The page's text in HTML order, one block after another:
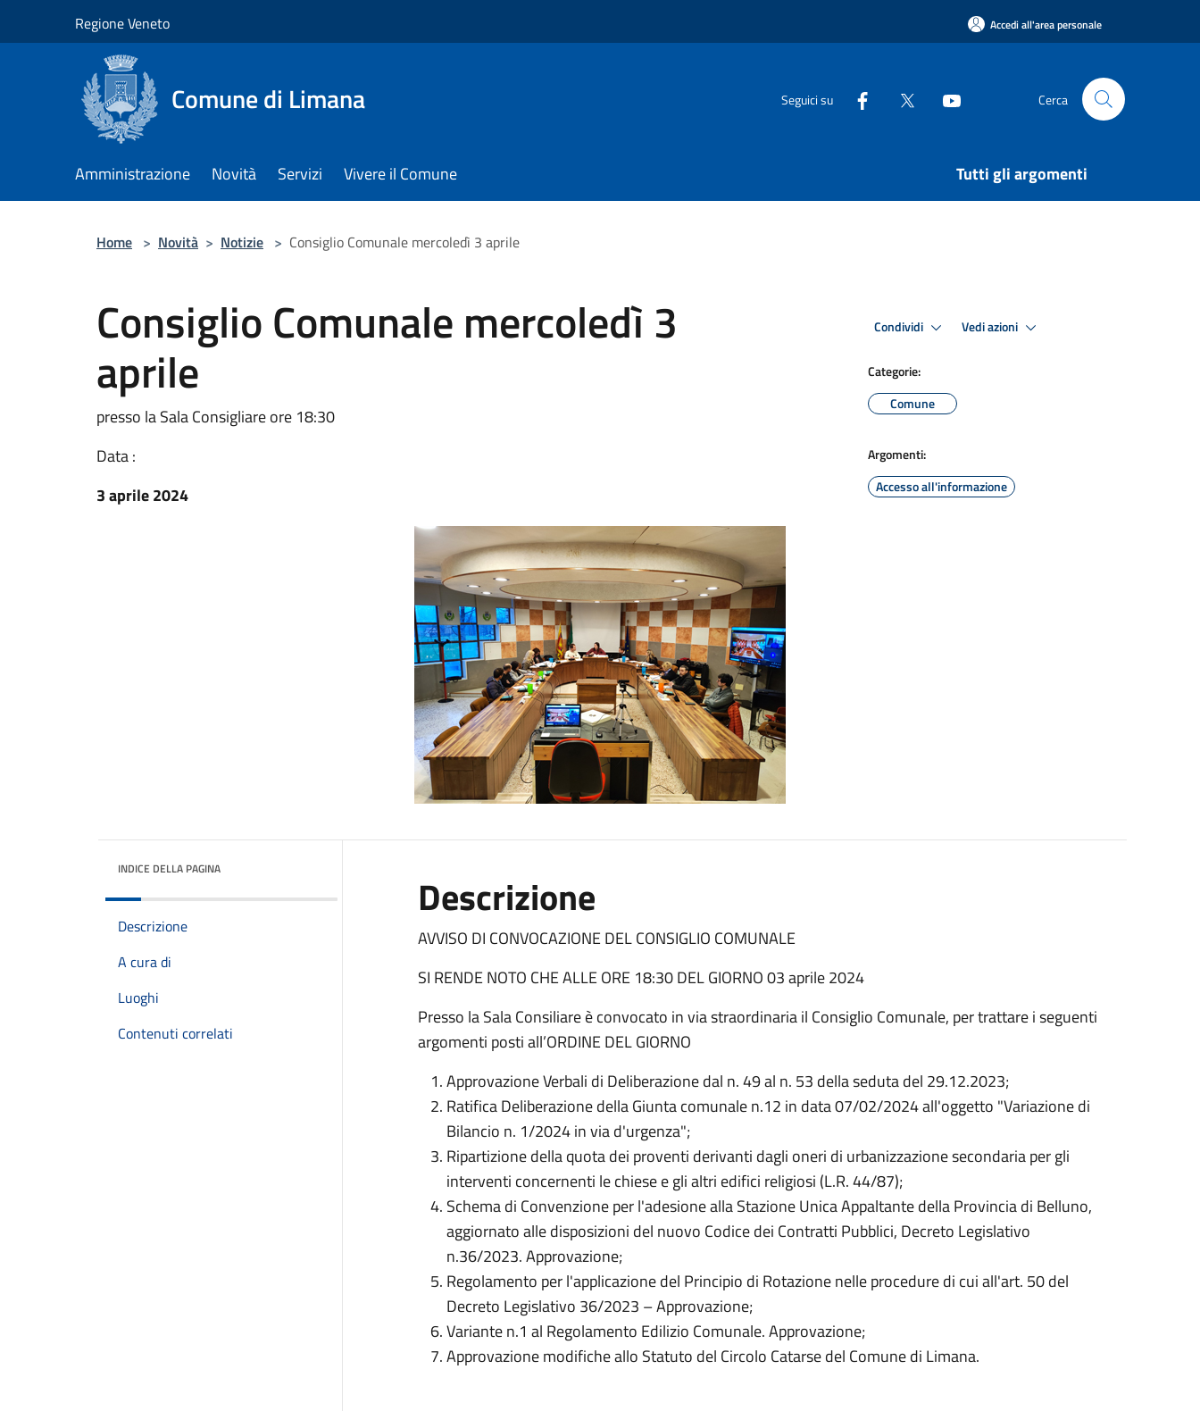
Regione Veneto Accedi all'area personale
Comune di Limana Seguici su Cerca
Amministrazione Novità Servizi Vivere il Comune Tutti gli argomenti
Home > Novità > Notizie > Consiglio Comunale mercoledì 3 aprile
Consiglio Comunale mercoledì 3
aprile
presso la Sala Consigliare ore 18:30
Data :
3 aprile 2024
Condividi Vedi azioni
Categorie:
Comune
Argomenti:
Accesso all'informazione
INDICE DELLA PAGINA
Descrizione
A cura di
Luoghi
Contenuti correlati
Descrizione
AVVISO DI CONVOCAZIONE DEL CONSIGLIO COMUNALE
SI RENDE NOTO CHE ALLE ORE 18:30 DEL GIORNO 03 aprile 2024
Presso la Sala Consiliare è convocato in via straordinaria il Consiglio Comunale, per trattare i seguenti
argomenti posti all’ORDINE DEL GIORNO
Approvazione Verbali di Deliberazione dal n. 49 al n. 53 della seduta del 29.12.2023;
Ratifica Deliberazione della Giunta comunale n.12 in data 07/02/2024 all'oggetto "Variazione di
Bilancio n. 1/2024 in via d'urgenza";
Ripartizione della quota dei proventi derivanti dagli oneri di urbanizzazione secondaria per gli
interventi concernenti le chiese e gli altri edifici religiosi (L.R. 44/87);
Schema di Convenzione per l'adesione alla Stazione Unica Appaltante della Provincia di Belluno,
aggiornato alle disposizioni del nuovo Codice dei Contratti Pubblici, Decreto Legislativo
n.36/2023. Approvazione;
Regolamento per l'applicazione del Principio di Rotazione nelle procedure di cui all'art. 50 del
Decreto Legislativo 36/2023 – Approvazione;
Variante n.1 al Regolamento Edilizio Comunale. Approvazione;
Approvazione modifiche allo Statuto del Circolo Catarse del Comune di Limana.